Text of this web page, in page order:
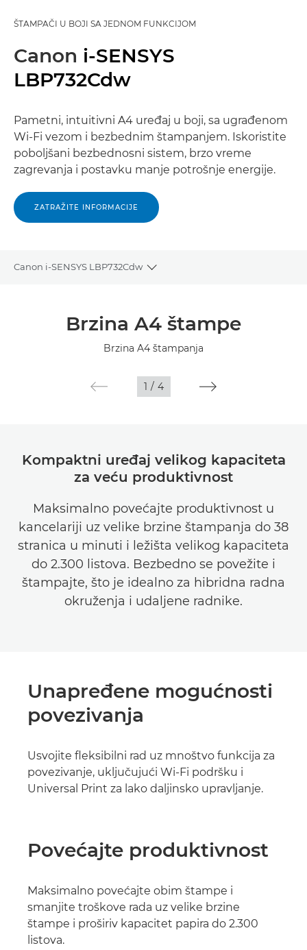
ŠTAMPAČI U BOJI SA JEDNOM FUNKCIJOM
Canon i-SENSYS
LBP732Cdw
Pametni, intuitivni A4 uređaj u boji, sa ugrađenom
Wi-Fi vezom i bezbednim štampanjem. Iskoristite
poboljšani bezbednosni sistem, brzo vreme
zagrevanja i postavku manje potrošnje energije.
ZATRAŽITE INFORMACIJE
Canon i-SENSYS LBP732Cdw
Toggle breadcrumbs
Brzina A4 štampe
Brzina A4 štampanja
1 / 4
Kompaktni uređaj velikog kapaciteta
za veću produktivnost
Maksimalno povećajte produktivnost u
kancelariji uz velike brzine štampanja do 38
stranica u minuti i ležišta velikog kapaciteta
do 2.300 listova. Bezbedno se povežite i
štampajte, što je idealno za hibridna radna
okruženja i udaljene radnike.
Unapređene mogućnosti
povezivanja
Usvojite fleksibilni rad uz mnoštvo funkcija za
povezivanje, uključujući Wi-Fi podršku i
Universal Print za lako daljinsko upravljanje.
Povećajte produktivnost
Maksimalno povećajte obim štampe i
smanjite troškove rada uz velike brzine
štampe i proširiv kapacitet papira do 2.300
listova.